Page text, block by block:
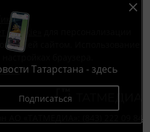
Татарстана - здесь
Подписаться
сайтом. Использование
браузера.
(843) 222 09 84